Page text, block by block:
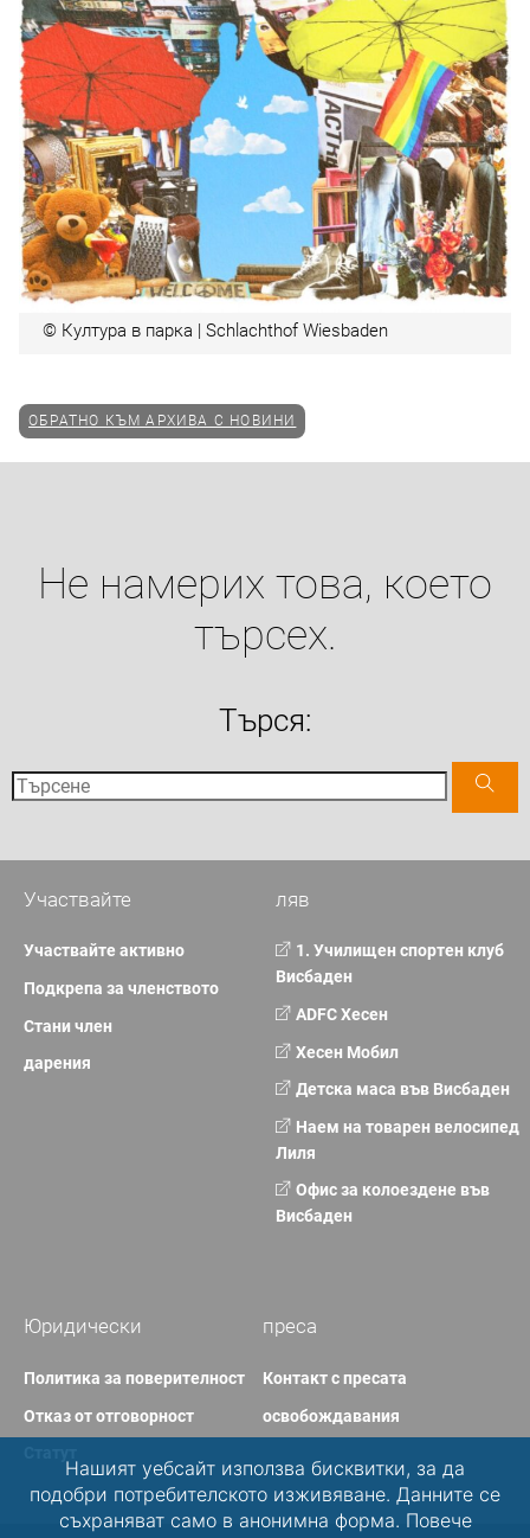
© Култура в парка | Schlachthof Wiesbaden
ОБРАТНО КЪМ АРХИВА С НОВИНИ
Не намерих това, което
търсех.
Търся:
ляв
1. Училищен спортен клуб
Висбаден
ADFC Хесен
Хесен Мобил
Детска маса във Висбаден
Наем на товарен велосипед
Лиля
Офис за колоездене във
Висбаден
Участвайте
Участвайте активно
Подкрепа за членството
Стани член
дарения
преса
Контакт с пресата
освобождавания
Юридически
Политика за поверителност
Отказ от отговорност
Нашият уебсайт използва бисквитки, за да
подобри потребителското изживяване. Данните се
съхраняват само в анонимна форма. Повече